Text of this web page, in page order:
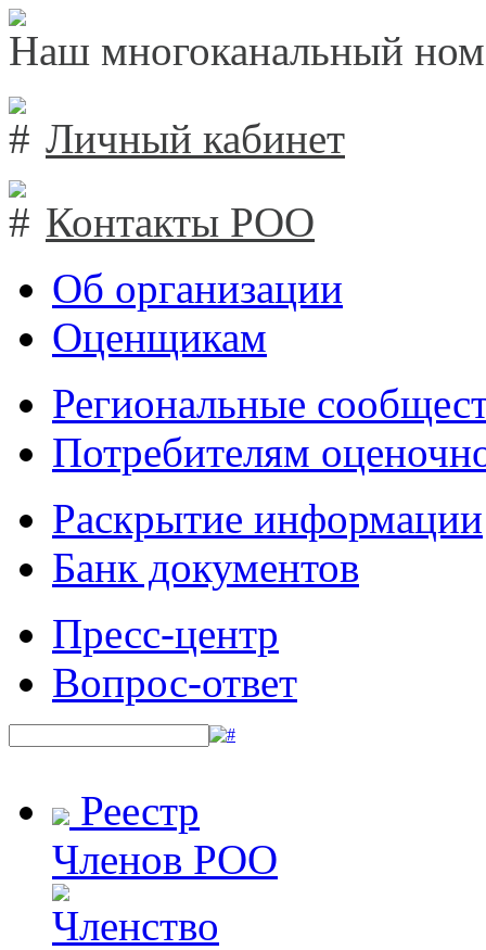
Наш многоканальный
Личный кабинет
Контакты РОО
Об организации
Оценщикам
Региональные
Потребителям
Раскрытие информации
Банк документов
Пресс-центр
Вопрос-ответ
Реестр
Членов РОО